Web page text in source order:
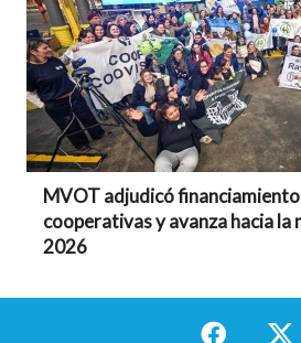
MVOT adjudicó
cooperativas y avanza hacia la
2026